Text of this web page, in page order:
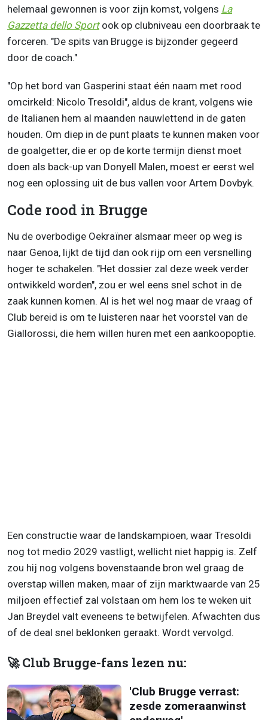
helemaal gewonnen is voor zijn komst, volgens La
Gazzetta dello Sportook op clubniveau een doorbraak te
forceren. "De spits van Brugge is bijzonder gegeerd
door de coach."
"Op het bord van Gasperini staat één naam met rood
omcirkeld: Nicolo Tresoldi", aldus de krant, volgens wie
de Italianen hem al maanden nauwlettend in de gaten
houden. Om diep in de punt plaats te kunnen maken voor
de goalgetter, die er op de korte termijn dienst moet
doen als back-up van Donyell Malen, moest er eerst wel
nog een oplossing uit de bus vallen voor Artem Dovbyk.
Code rood in Brugge
Nu de overbodige Oekraïner alsmaar meer op weg is
naar Genoa, lijkt de tijd dan ook rijp om een versnelling
hoger te schakelen. "Het dossier zal deze week verder
ontwikkeld worden", zou er wel eens snel schot in de
zaak kunnen komen. Al is het wel nog maar de vraag of
Club bereid is om te luisteren naar het voorstel van de
Giallorossi, die hem willen huren met een aankoopoptie.
Een constructie waar de landskampioen, waar Tresoldi
nog tot medio 2029 vastligt, wellicht niet happig is. Zelf
zou hij nog volgens bovenstaande bron wel graag de
overstap willen maken, maar of zijn marktwaarde van 25
miljoen effectief zal volstaan om hem los te weken uit
Jan Breydel valt eveneens te betwijfelen. Afwachten dus
of de deal snel beklonken geraakt. Wordt vervolgd.
🚀 Club Brugge-fans lezen nu:
'Club Brugge verrast:
zesde zomeraanwinst